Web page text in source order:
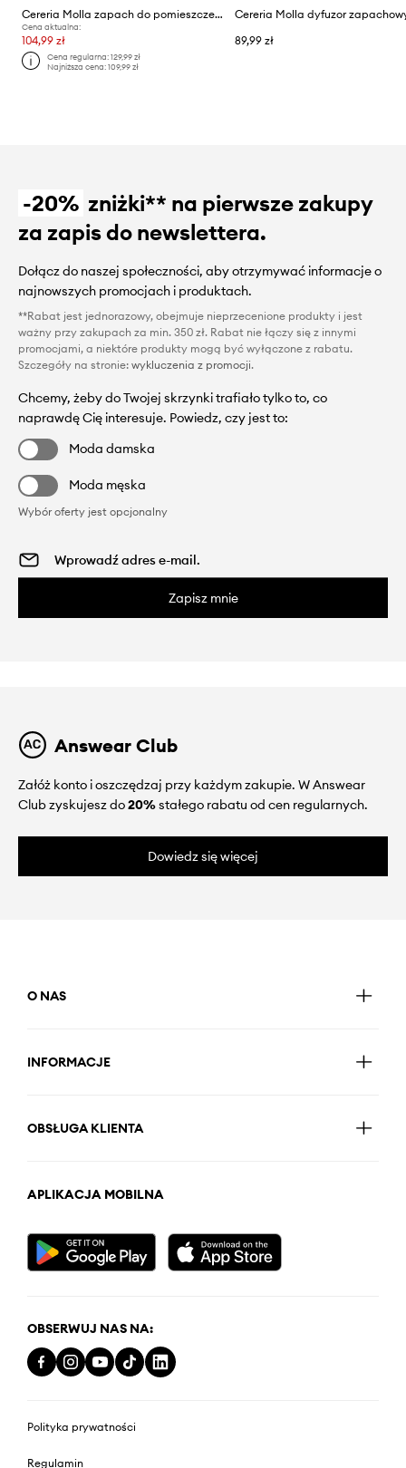
Cereria Molla zapach do pomieszczeń Moroccan Cedar 100 ml
Cena aktualna:
104,99 zł
Cena regularna:129,99 zł
Najniższa cena:109,99 zł
89,99 zł
-20% zniżki** na pierwsze zakupy
za zapis do newslettera.
Dołącz do naszej społeczności, aby otrzymywać informacje o
najnowszych promocjach i produktach.
**Rabat jest jednorazowy, obejmuje nieprzecenione produkty i jest
ważny przy zakupach za min. 350 zł. Rabat nie łączy się z innymi
promocjami, a niektóre produkty mogą być wyłączone z rabatu.
Szczegóły na stronie: wykluczenia z promocji.
Chcemy, żeby do Twojej skrzynki trafiało tylko to, co
naprawdę Cię interesuje. Powiedz, czy jest to:
Moda damska
Moda męska
Wybór oferty jest opcjonalny
Zapisz mnie
Answear Club
Załóż konto i oszczędzaj przy każdym zakupie. W Answear
Club zyskujesz do20%stałego rabatu od cen regularnych.
Dowiedz się więcej
O NAS
INFORMACJE
OBSŁUGA KLIENTA
APLIKACJA MOBILNA
OBSERWUJ NAS NA:
Polityka prywatności
Regulamin